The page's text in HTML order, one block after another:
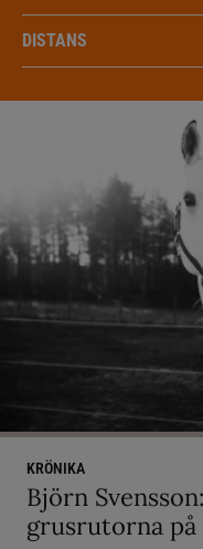
DISTANS
KRÖNIKA
Björn
grusrutorna på